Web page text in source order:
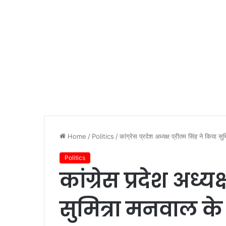
Home / Politics /कांग्रेस प्रदेश अध्यक्ष प्रीतम सिंह ने किया
Politics
कांग्रेस प्रदेश
सुमित्रा मनवाल